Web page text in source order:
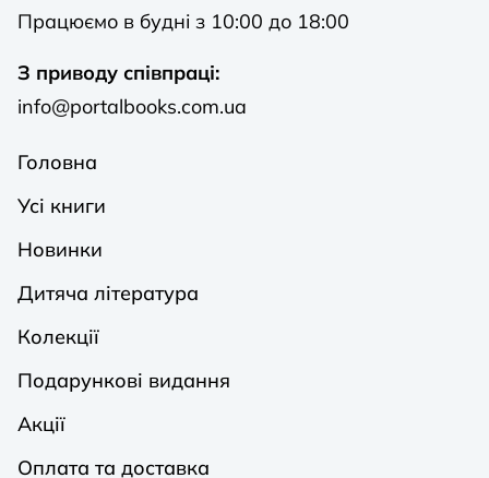
Працюємо в будні з 10:00 до 18:00
З приводу співпраці:
info@portalbooks.com.ua
Головна
Усі книги
Новинки
Дитяча література
Колекції
Подарункові видання
Акції
Оплата та доставка